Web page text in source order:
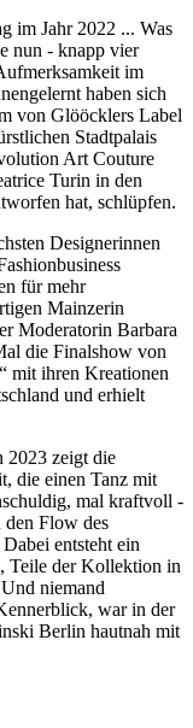
im Jahr 2022 ... Was
nun - knapp vier
im
haben sich
von Glööcklers Label
Stadtpalais
Art Couture
Turin in den
hat, schlüpfen.
Designerinnen
für mehr
Mainzerin
Moderatorin Barbara
die Finalshow von
mit ihren Kreationen
und erhielt
2023 zeigt die
die einen Tanz mit
mal kraftvoll -
den Flow des
entsteht ein
Teile der Kollektion in
niemand
war in der
Berlin hautnah mit